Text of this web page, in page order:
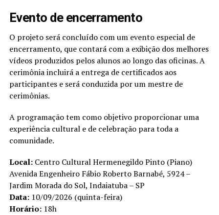
Evento de encerramento
O projeto será concluído com um evento especial de
encerramento, que contará com a exibição dos melhores
vídeos produzidos pelos alunos ao longo das oficinas. A
cerimônia incluirá a entrega de certificados aos
participantes e será conduzida por um mestre de
cerimônias.
A programação tem como objetivo proporcionar uma
experiência cultural e de celebração para toda a
comunidade.
Local:Centro Cultural Hermenegildo Pinto (Piano)
Avenida Engenheiro Fábio Roberto Barnabé, 5924 –
Jardim Morada do Sol, Indaiatuba – SP
Data:10/09/2026 (quinta-feira)
Horário:18h